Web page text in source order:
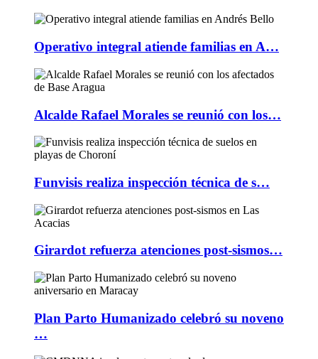
Operativo integral atiende familias en A…
Alcalde Rafael Morales se reunió con los…
Funvisis realiza inspección técnica de s…
Girardot refuerza atenciones post-sismos…
Plan Parto Humanizado celebró su noveno
…